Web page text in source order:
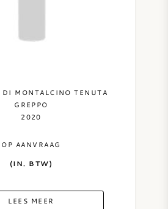
DI MONTALCINO TENUTA
GREPPO
2020
OP AANVRAAG
(IN. BTW)
LEES MEER